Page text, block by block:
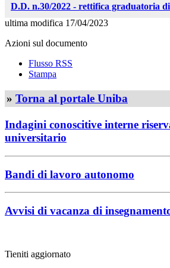
D.D. n.30/2022 - rettifica graduatoria
ultima modifica 17/04/2023
Azioni sul documento
Flusso RSS
Stampa
» Torna al portale Uniba
Indagini conoscitive interne
universitario
Bandi di lavoro autonomo
Avvisi di vacanza di
Tieniti aggiornato